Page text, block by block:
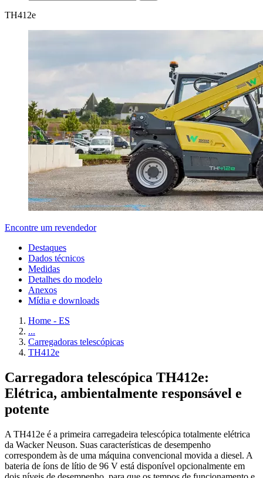
TH412e
Encontre um revendedor
Destaques
Dados técnicos
Medidas
Detalhes do modelo
Anexos
Mídia e downloads
Home - ES
...
Carregadoras telescópicas
TH412e
Carregadora telescópica TH412e:
Elétrica, ambientalmente responsável e
potente
A TH412e é a primeira carregadeira telescópica totalmente elétrica
da Wacker Neuson. Suas características de desempenho
correspondem às de uma máquina convencional movida a diesel. A
bateria de íons de lítio de 96 V está disponível opcionalmente em